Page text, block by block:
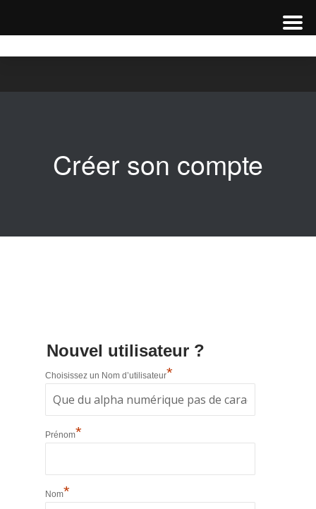
Créer son compte
Nouvel utilisateur ?
Choisissez un Nom d’utilisateur*
Prénom*
Nom*